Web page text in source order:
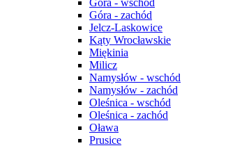
Góra - wschód
Góra - zachód
Jelcz-Laskowice
Kąty Wrocławskie
Miękinia
Milicz
Namysłów - wschód
Namysłów - zachód
Oleśnica - wschód
Oleśnica - zachód
Oława
Prusice